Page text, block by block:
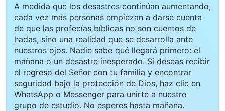
A medida que los desastres continúan aumentando,
cada vez más personas empiezan a darse cuenta
de que las profecías bíblicas no son cuentos de
hadas, sino una realidad que se desarrolla ante
nuestros ojos. Nadie sabe qué llegará primero: el
mañana o un desastre inesperado. Si deseas recibir
el regreso del Señor con tu familia y encontrar
seguridad bajo la protección de Dios, haz clic en
WhatsApp o Messenger para unirte a nuestro
grupo de estudio. No esperes hasta mañana.